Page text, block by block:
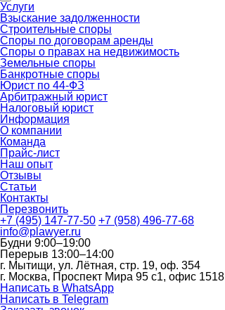
Услуги
Взыскание задолженности
Строительные споры
Споры по договорам аренды
Споры о правах на недвижимость
Земельные споры
Банкротные споры
Юрист по 44-ФЗ
Арбитражный юрист
Налоговый юрист
Информация
О компании
Команда
Прайс-лист
Наш опыт
Отзывы
Статьи
Контакты
Перезвонить
+7 (495) 147-77-50 +7 (958) 496-77-68
info@plawyer.ru
Будни 9:00–19:00
Перерыв 13:00–14:00
г. Мытищи, ул. Лётная, стр. 19, оф. 354
г. Москва, Проспект Мира 95 с1, офис 1518
Написать в WhatsApp
Написать в Telegram